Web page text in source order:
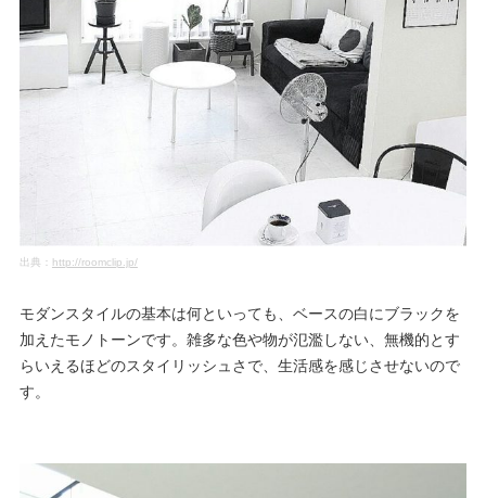
出典： http://roomclip.jp/
モダンスタイルの基本は何といっても、ベースの白にブラックを
加えたモノトーンです。雑多な色や物が氾濫しない、無機的とす
らいえるほどのスタイリッシュさで、生活感を感じさせないので
す。